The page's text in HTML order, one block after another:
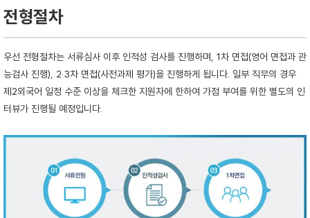
전형절차
우선 전형절차는 서류심사 이후 인적성 검사를 진행하며, 1차 면접(영어 면접과 관
능검사 진행), 2·3차 면접(사전과제 평가)을 진행하게 됩니다. 일부 직무의 경우
제2외국어 일정 수준 이상을 체크한 지원자에 한하여 가점 부여를 위한 별도의 인
터뷰가 진행될 예정입니다.